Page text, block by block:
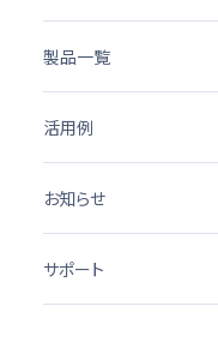
製品一覧
活用例
お知らせ
サポート